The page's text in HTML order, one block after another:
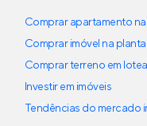
Comprar apartamento
Comprar imóvel na planta
Comprar terreno em
Investir em imóveis
Tendências do mercado